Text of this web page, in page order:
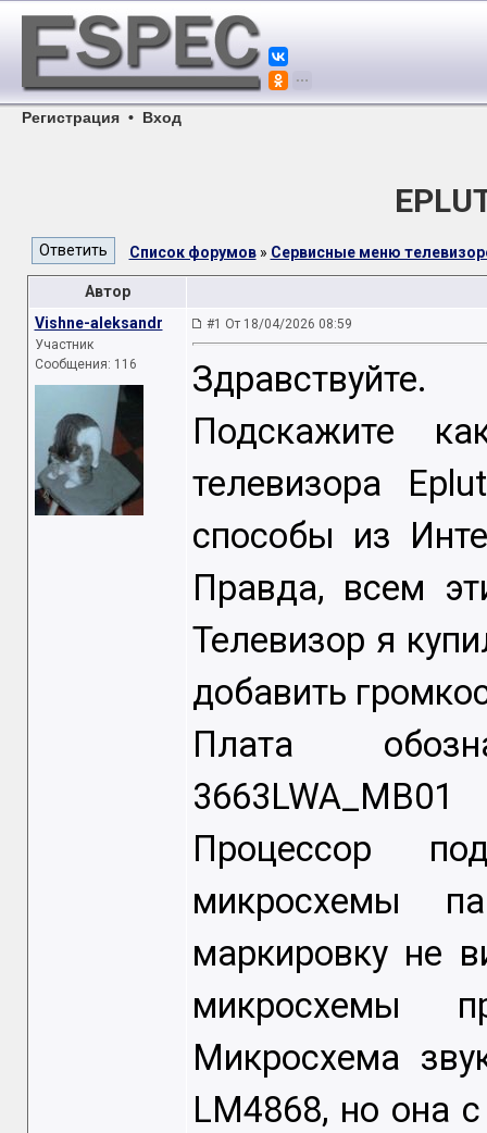
Регистрация • Вход
Список форумов» Сервисные меню
Автор
Vishne-aleksandr
Участник
Сообщения: 116
#1 От 18/04/2026 08:59
Здравствуйте.
Подскажите
телевизора
способы из
Правда, всем
Телевизор я
добавить
Плата
3663LWA_MB01
Процессор
микросхемы
маркировку не
микросхемы
Микросхема
LM4868, но она